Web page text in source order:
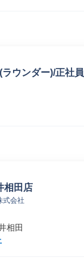
ウンダー)/正社員
相田店
式会社
相田